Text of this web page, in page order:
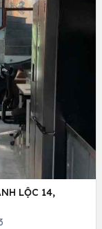
LỘC 14,